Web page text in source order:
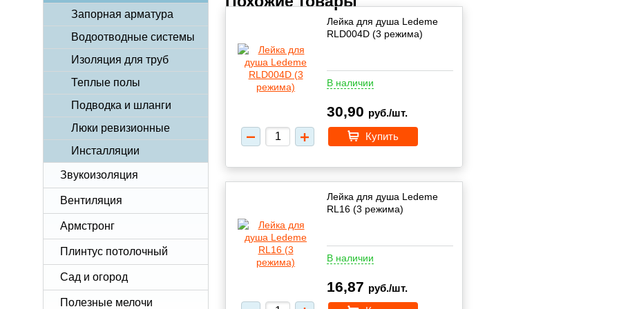
Запорная арматура
Водоотводные системы
Изоляция для труб
Теплые полы
Подводка и шланги
Люки ревизионные
Инсталляции
Звукоизоляция
Вентиляция
Армстронг
Плинтус потолочный
Сад и огород
Полезные мелочи
Лейка для душа Ledeme
RLD004D (3 режима)
В наличии
30,90 руб./шт.
Купить
Лейка для душа Ledeme
RL16 (3 режима)
В наличии
16,87 руб./шт.